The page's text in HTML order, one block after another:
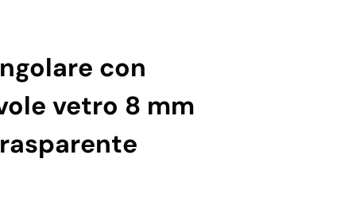
con
vetro 8 mm